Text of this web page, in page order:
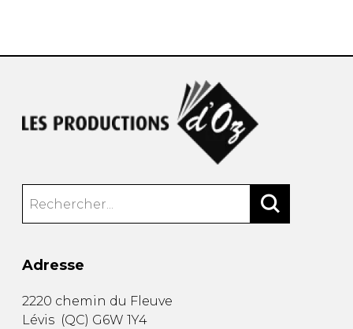
Adresse
2220 chemin du Fleuve
Lévis (QC) G6W 1Y4